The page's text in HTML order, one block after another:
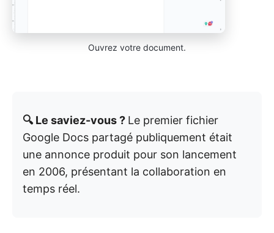
Ouvrez votre document.
🔍 Le saviez-vous ? Le premier fichier
Google Docs partagé publiquement était
une annonce produit pour son lancement
en 2006, présentant la collaboration en
temps réel.